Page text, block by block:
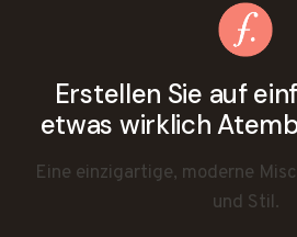
Erstellen Sie auf
etwas wirklich
Eine einzigartige, moderne
und Stil.